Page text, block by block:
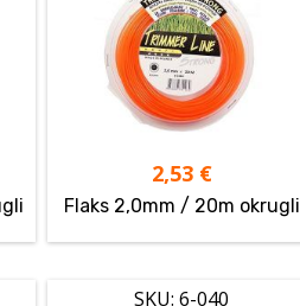
2,53 €
Flaks 2,0mm / 20m okrugli
SKU: 6-040